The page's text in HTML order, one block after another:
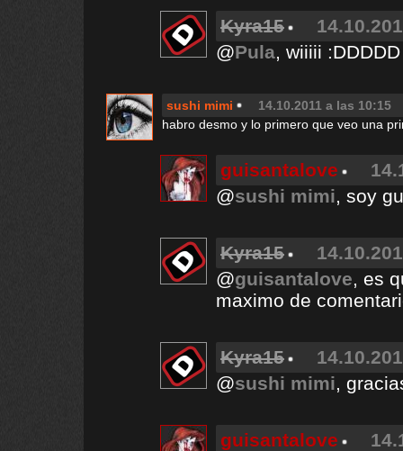
Kyra15
@Pula, wiiiii :DDDDD
sushi mimi
14.10.2011 a las 10:15
habro desmo y lo primero que veo una
guisantalove
@sushi mimi, soy
Kyra15
@guisantalove, es
maximo de
Kyra15
@sushi mimi,
guisantalove